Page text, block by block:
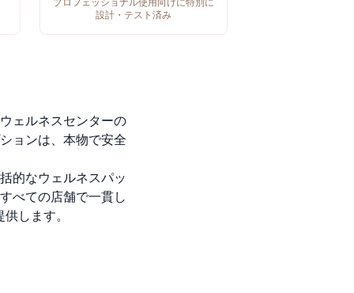
設計・テスト済み
ェルネスセンターの
ョンは、本物で安全
的なウェルネスパッ
べての店舗で一貫し
します。